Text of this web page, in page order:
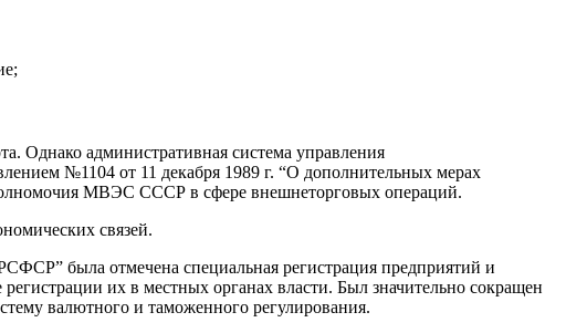
Однако административная система управления
№1104 от 11 декабря 1989 г. “О дополнительных мерах
МВЭС СССР в сфере внешнеторговых операций.
связей.
была отмечена специальная регистрация предприятий и
их в местных органах власти. Был значительно сокращен
валютного и таможенного регулирования.